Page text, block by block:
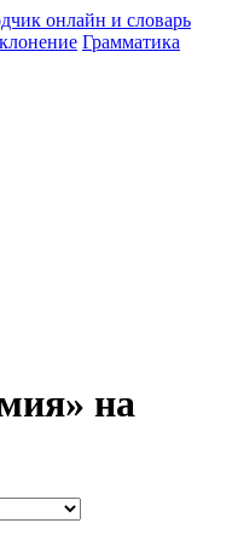
Грамматика
на